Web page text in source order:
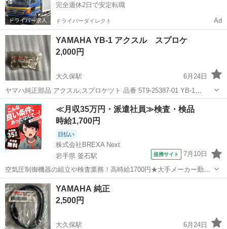
完全週休2日で安定転職
ドライバーダイレクト Ad
YAMAHA YB-1 アクスル スプロケ
2,000円
大久保駅
6月24日
ヤマハ純正部品 アクスル,スプロケツト 品番 5T9-25387-01 YB-1
YAMAHA
秋田 潟上市 大久保駅 ヤマハ アクスル
≪月収35万円・派遣社員≫検査・検品
時給1,700円
日払い
株式会社BREXA Next
岩手県 釜石駅
提携サイト 7月10日
空気圧制御機器の組立や検査業務！高時給1700円★大手メーカー勤
務！嬉しい寮費無料！ワンルーム寮完備★マイカー通勤OK＆工場敷地
内に無料駐車場あり★！《岩手県釜石市》 人気の工場のお仕事 ◇空気
圧制御機器（シリンダ、バルブ...
岩手 釜石市 その他
YAMAHA 純正
2,500円
大久保駅
6月24日